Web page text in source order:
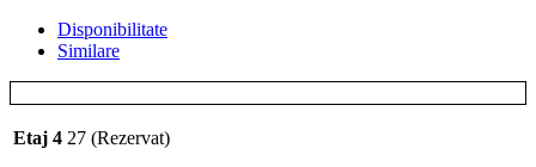
Disponibilitate
Similare
Etaj 4 27 (Rezervat)